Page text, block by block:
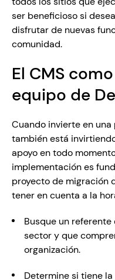
ser beneficioso si
disfrutar de nuevas
comunidad.
El CMS
equipo de
Cuando invierte en
también está
apoyo en todo
implementación es
proyecto de migración
tener en cuenta a la
Busque un
sector y que
organización.
Determine si tiene